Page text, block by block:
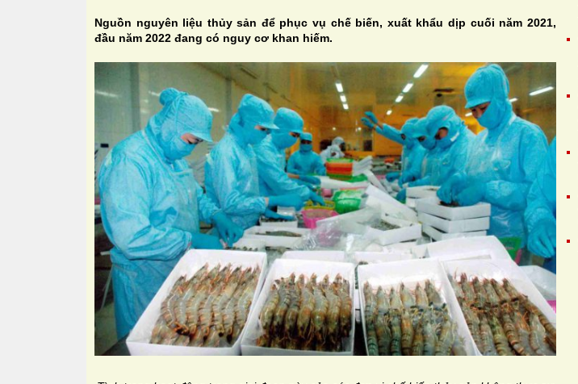
Nguồn nguyên liệu thủy sản để phục vụ chế biến, xuất khẩu dịp cuối năm 2021,
đầu năm 2022 đang có nguy cơ khan hiếm.